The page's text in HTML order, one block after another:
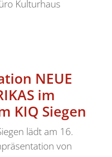
Kulturhaus
NEUE
im
KIQ Siegen
lädt am 16.
von